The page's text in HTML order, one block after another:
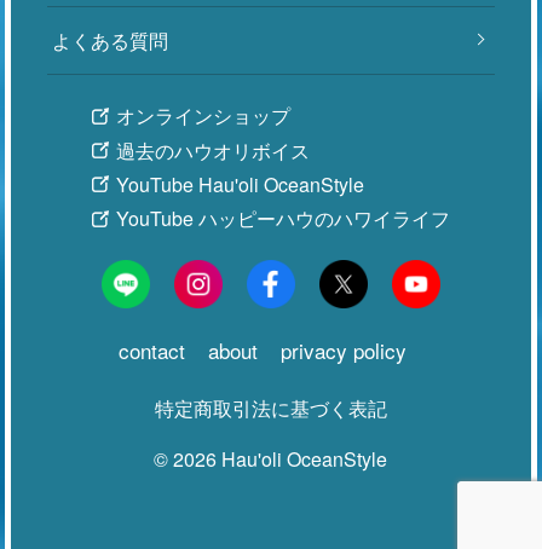
よくある質問
オンラインショップ
過去のハウオリボイス
YouTube Hau'oli OceanStyle
YouTube ハッピーハウのハワイライフ
contact about privacy policy
特定商取引法に基づく表記
©2026 Hau'oli OceanStyle